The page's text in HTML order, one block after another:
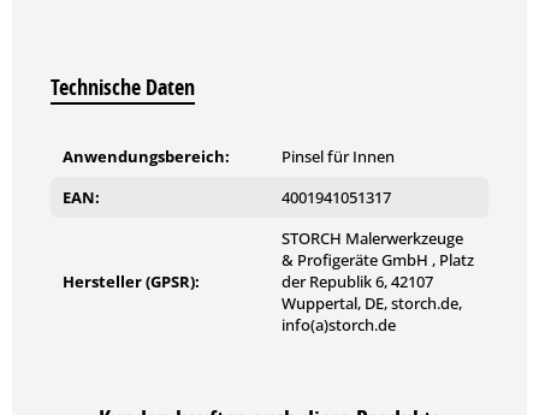
Technische Daten
Anwendungsbereich:
Pinsel für Innen
EAN:
4001941051317
Hersteller (GPSR):
STORCH Malerwerkzeuge
& Profigeräte GmbH , Platz
der Republik 6, 42107
Wuppertal, DE, storch.de,
info(a)storch.de